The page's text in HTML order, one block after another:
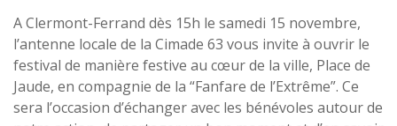
A Clermont-Ferrand dès 15h le samedi 15 novembre,
l’antenne locale de la Cimade 63 vous invite à ouvrir le
festival de manière festive au cœur de la ville, Place de
Jaude, en compagnie de la “Fanfare de l’Extrême”. Ce
sera l’occasion d’échanger avec les bénévoles autour de